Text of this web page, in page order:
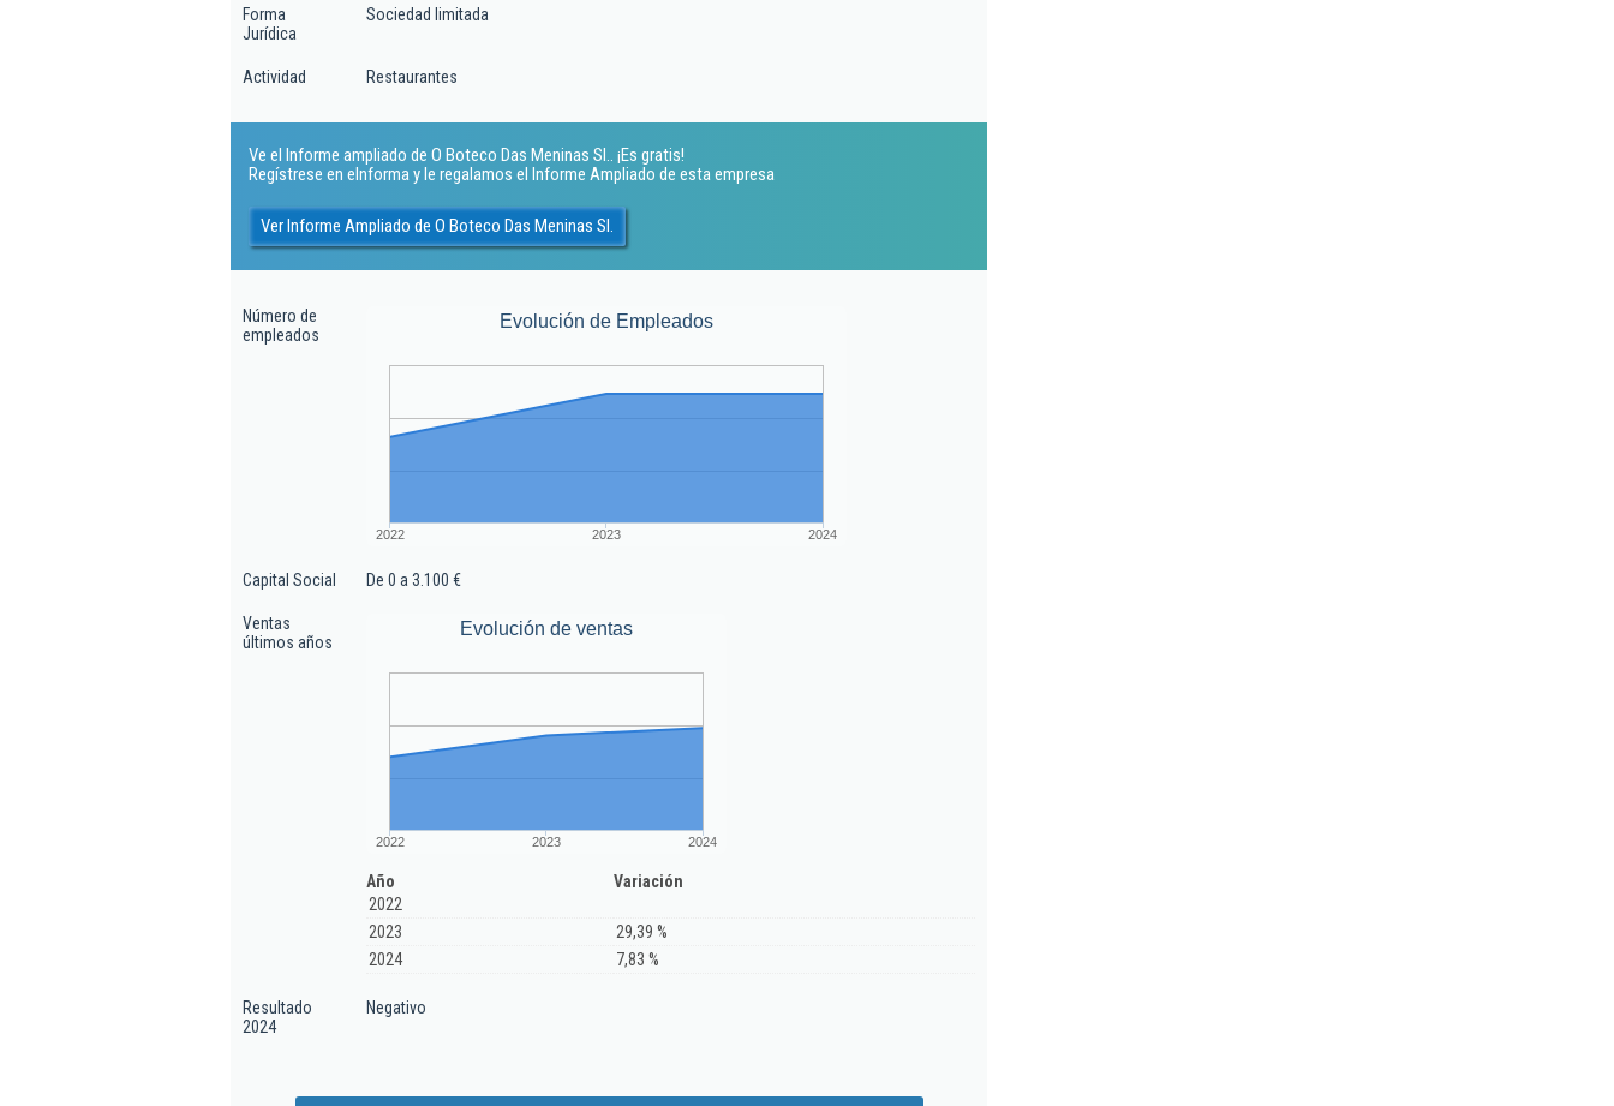
Forma
Jurídica
Sociedad limitada
Actividad Restaurantes
Ve el Informe ampliado de O Boteco Das Meninas Sl.. ¡Es gratis!
Regístrese en eInforma y le regalamos el Informe Ampliado de esta empresa
Ver Informe Ampliado de O Boteco Das Meninas Sl.
Número de
empleados
Evolución de Empleados
2022 2023 2024
Capital Social De 0 a 3.100 €
Ventas
últimos años
Evolución de ventas
2022 2023 2024
Año
Variación
2022
2023
29,39 %
2024
7,83 %
Resultado
2024
Negativo